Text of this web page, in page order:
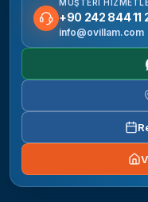
MÜŞTERI
+90 242 844 11
info@ovillam.com